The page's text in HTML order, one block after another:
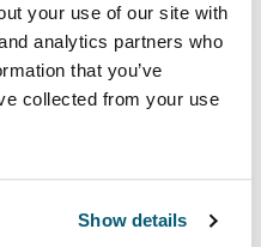
your use of our site with
analytics partners who
that you’ve
collected from your use
Show details